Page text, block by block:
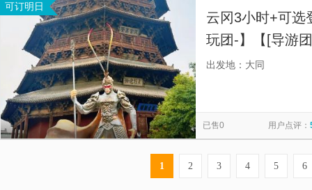
可订明日
云冈3小时+可选
玩团-】【[导游
深度解读古建历
出发地：大同
已售0 用户点评：
1 2 3 4 5 6